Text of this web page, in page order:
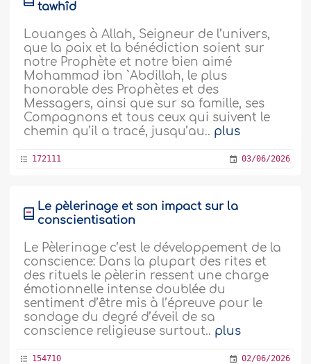
tawhîd
Louanges à Allah, Seigneur de l’univers,
que la paix et la bénédiction soient sur
notre Prophète et notre bien aimé
Mohammad ibn `Abdillah, le plus
honorable des Prophètes et des
Messagers, ainsi que sur sa famille, ses
Compagnons et tous ceux qui suivent le
chemin qu’il a tracé, jusqu’au.. plus
172111 03/06/2026
Le pèlerinage et son impact sur la
conscientisation
Le Pèlerinage c’est le développement de la
conscience: Dans la plupart des rites et
des rituels le pèlerin ressent une charge
émotionnelle intense doublée du
sentiment d’être mis à l’épreuve pour le
sondage du degré d’éveil de sa
conscience religieuse surtout.. plus
154710 02/06/2026